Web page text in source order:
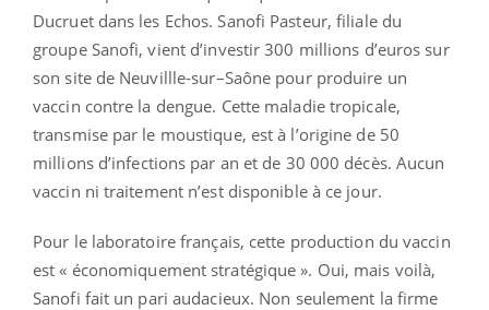
Ducruet dans les Echos. Sanofi Pasteur, filiale du
groupe Sanofi, vient d’investir 300 millions d’euros sur
son site de Neuvillle-sur–Saône pour produire un
vaccin contre la dengue. Cette maladie tropicale,
transmise par le moustique, est à l’origine de 50
millions d’infections par an et de 30 000 décès. Aucun
vaccin ni traitement n’est disponible à ce jour.
Pour le laboratoire français, cette production du vaccin
est « économiquement stratégique ». Oui, mais voilà,
Sanofi fait un pari audacieux. Non seulement la firme